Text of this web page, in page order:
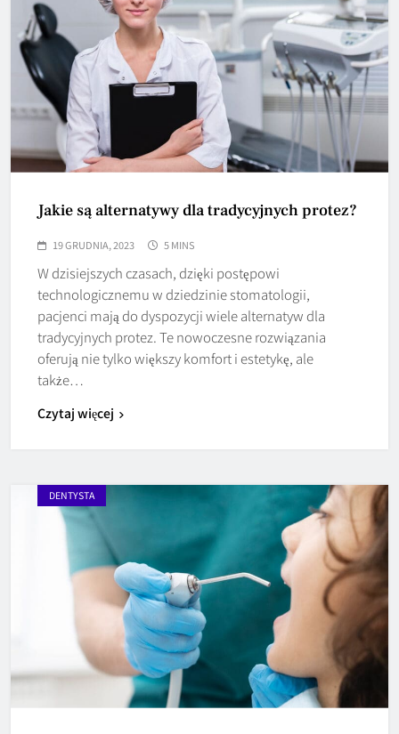
Jakie są alternatywy dla tradycyjnych protez?
19 GRUDNIA, 2023 5 MINS
W dzisiejszych czasach, dzięki postępowi
technologicznemu w dziedzinie stomatologii,
pacjenci mają do dyspozycji wiele alternatyw dla
tradycyjnych protez. Te nowoczesne rozwiązania
oferują nie tylko większy komfort i estetykę, ale
także…
Czytaj więcej
DENTYSTA